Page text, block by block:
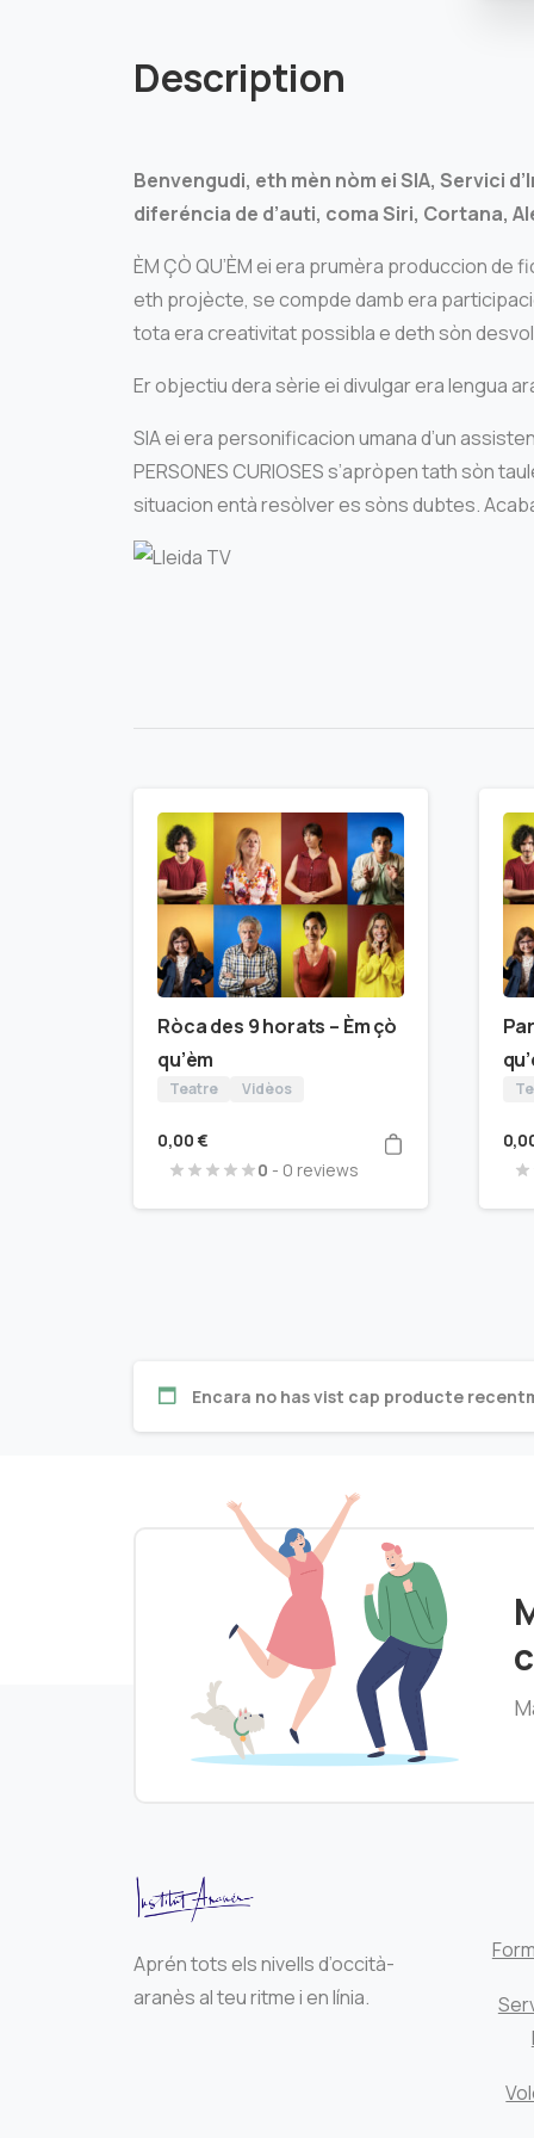
Description
Benvengudi, eth mèn nòm ei SIA, Servici
diferéncia de d’auti, coma Siri, Cortana,
ÈM ÇÒ QU’ÈM ei era prumèra produccion
eth projècte, se compde damb era
tota era creativitat possibla e deth sòn
Er objectiu dera sèrie ei divulgar era lengua
SIA ei era personificacion umana d’un
PERSONES CURIOSES s’apròpen tath sòn
situacion entà resòlver es sòns dubtes.
Ròca des 9 horats – Èm çò
qu’èm
Teatre Vidèos
0,00 €
0 - 0 reviews
Encara no has vist cap producte
Aprén tots els nivells d’occità-
aranès al teu ritme i en línia.